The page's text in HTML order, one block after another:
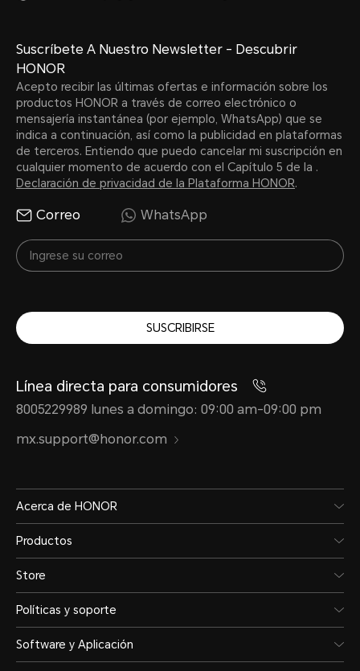
Suscríbete A Nuestro Newsletter - Descubrir
HONOR
Acepto recibir las últimas ofertas e información sobre los
productos HONOR a través de correo electrónico o
mensajería instantánea (por ejemplo, WhatsApp) que se
indica a continuación, así como la publicidad en plataformas
de terceros. Entiendo que puedo cancelar mi suscripción en
cualquier momento de acuerdo con el Capítulo 5 de la .
Declaración de privacidad de la Plataforma HONOR.
Correo WhatsApp
SUSCRIBIRSE
Línea directa para consumidores
8005229989 lunes a domingo: 09:00 am-09:00 pm
mx.support@honor.com
Acerca de HONOR
Productos
Store
Políticas y soporte
Software y Aplicación